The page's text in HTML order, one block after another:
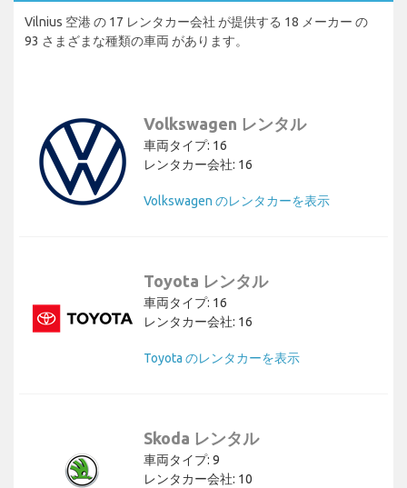
Vilnius 空港 の 17 レンタカー会社 が提供する 18 メーカー の
93 さまざまな種類の車両 があります。
Volkswagen レンタル
車両タイプ: 16
レンタカー会社: 16
Volkswagen のレンタカーを表示
Toyota レンタル
車両タイプ: 16
レンタカー会社: 16
Toyota のレンタカーを表示
Skoda レンタル
車両タイプ: 9
レンタカー会社: 10